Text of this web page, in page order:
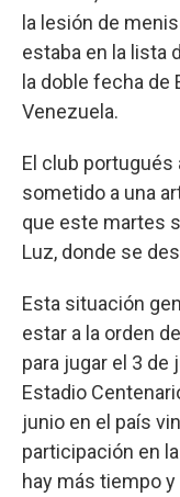
la lesión de
estaba en la lista
la doble fecha de
Venezuela.
El club
sometido a una
que este martes
Luz, donde se
Esta situación
estar a la orden
para jugar el 3 de
Estadio
junio en el país
participación en
hay más tiempo